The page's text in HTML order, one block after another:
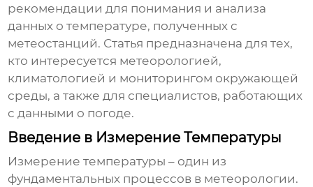
рекомендации для понимания и анализа
данных о температуре, полученных с
метеостанций. Статья предназначена для тех,
кто интересуется метеорологией,
климатологией и мониторингом окружающей
среды, а также для специалистов, работающих
с данными о погоде.
Введение в Измерение Температуры
Измерение температуры – один из
фундаментальных процессов в метеорологии.